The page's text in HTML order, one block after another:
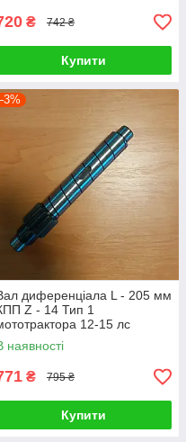
₴ 742 ₴
Купити
диференціала L - 205 мм
Z - 14 Тип 1
12-15 лс
наявності
₴ 795 ₴
Купити